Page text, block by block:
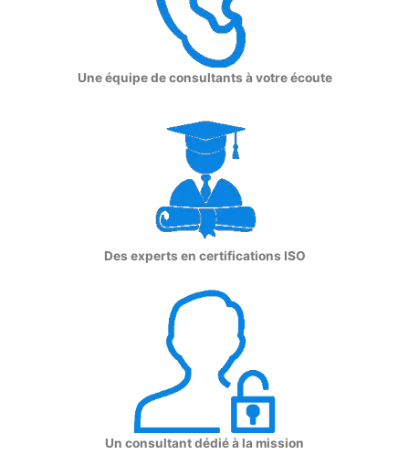
Une équipe de consultants à votre écoute
Des experts en certifications ISO
Un consultant dédié à la mission